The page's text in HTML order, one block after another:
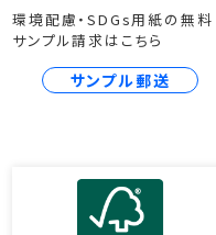
環境配慮・SDGs用紙の無料
サンプル請求はこちら
サンプル郵送